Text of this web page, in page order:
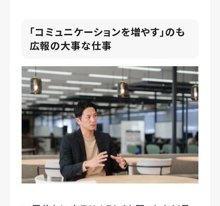
「コミュニケーションを増やす」のも
広報の大事な仕事